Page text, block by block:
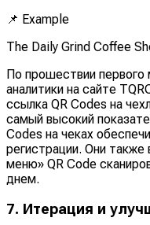
📌 Example
The Daily Grind Coffee
По прошествии первого
аналитики на сайте
ссылка QR Codes на
самый высокий
Codes на чеках
регистрации. Они
меню» QR Code
днем.
7. Итерация и